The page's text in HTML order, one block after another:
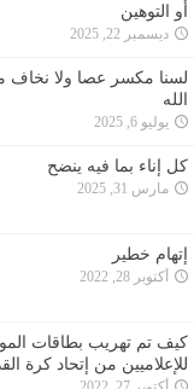
أو التوهين
ديسمبر 22, 2025
لسنا مكسر عصا ولا نخاف
الله
يوليو 6, 2025
كل إناء بما فيه ينضح
مارس 31, 2025
إتهام خطير
أكتوبر 28, 2022
كيف تم تهريب بطاقات
للإعلاميين من إتحاد كرة